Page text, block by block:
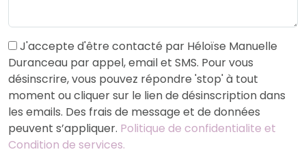
J'accepte d'être contacté par Héloïse Manuelle
Duranceau par appel, email et SMS. Pour vous
désinscrire, vous pouvez répondre 'stop' à tout
moment ou cliquer sur le lien de désinscription dans
les emails. Des frais de message et de données
peuvent s’appliquer. Politique de confidentialite et
Condition de services.